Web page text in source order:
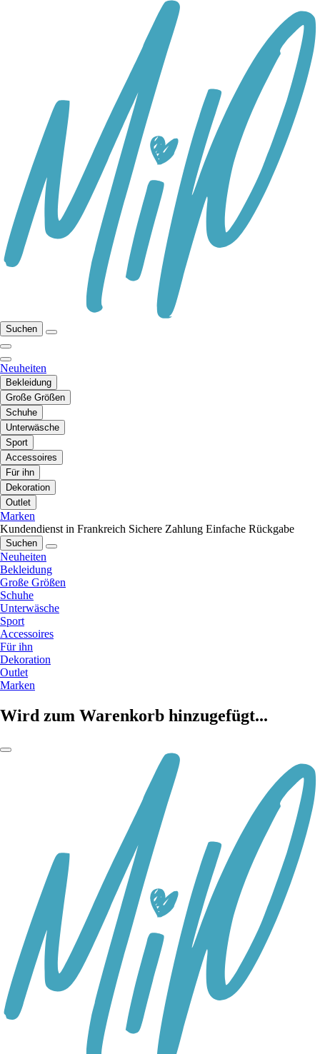
Suchen
Neuheiten
Bekleidung
Große Größen
Schuhe
Unterwäsche
Sport
Accessoires
Für ihn
Dekoration
Outlet
Marken
Kundendienst in Frankreich Sichere Zahlung Einfache Rückgabe
Suchen
Neuheiten
Bekleidung
Große Größen
Schuhe
Unterwäsche
Sport
Accessoires
Für ihn
Dekoration
Outlet
Marken
Wird zum Warenkorb hinzugefügt...